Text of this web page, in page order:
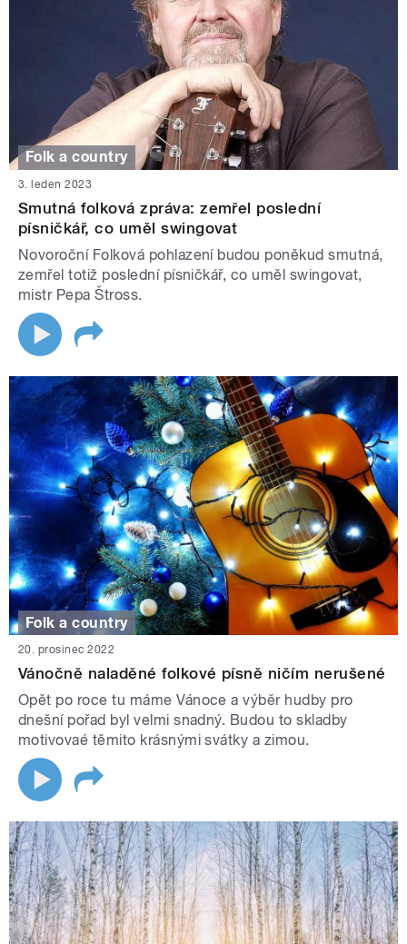
Folk a country
3. leden 2023
Smutná folková zpráva: zemřel poslední
písničkář, co uměl swingovat
Novoroční Folková pohlazení budou poněkud smutná,
zemřel totiž poslední písničkář, co uměl swingovat,
mistr Pepa Štross.
Folk a country
20. prosinec 2022
Vánočně naladěné folkové písně ničím nerušené
Opět po roce tu máme Vánoce a výběr hudby pro
dnešní pořad byl velmi snadný. Budou to skladby
motivovaé těmito krásnými svátky a zimou.